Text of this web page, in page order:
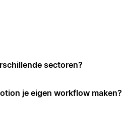
sectoren?
je eigen workflow maken?